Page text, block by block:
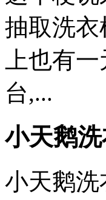
抽取洗
上也有
台,...
小天鹅
小天鹅